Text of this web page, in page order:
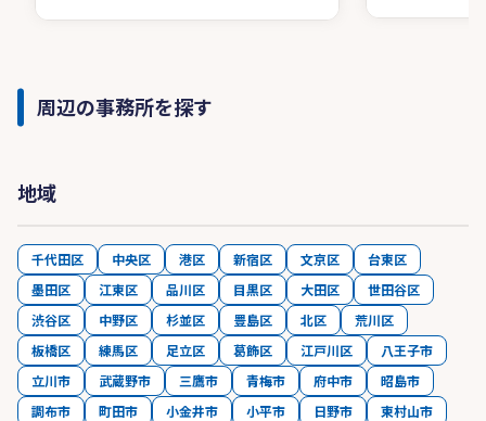
周辺の事務所を探す
地域
千代田区 中央区 港区 新宿区 文京区
台東区
墨田区
江東区 品川区 目黒区 大田区
世田谷区
渋谷区
中野区 杉並区 豊島区 北区
荒川区
板橋区
練馬区 足立区 葛飾区 江戸川区
八王子市
立川市
武蔵野市 三鷹市 青梅市 府中市
昭島市
調布市
町田市 小金井市 小平市 日野市
東村山市